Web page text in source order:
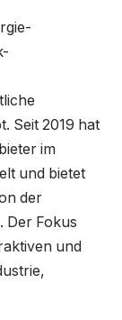
Seit 2019 hat
im
und bietet
der
Der Fokus
und